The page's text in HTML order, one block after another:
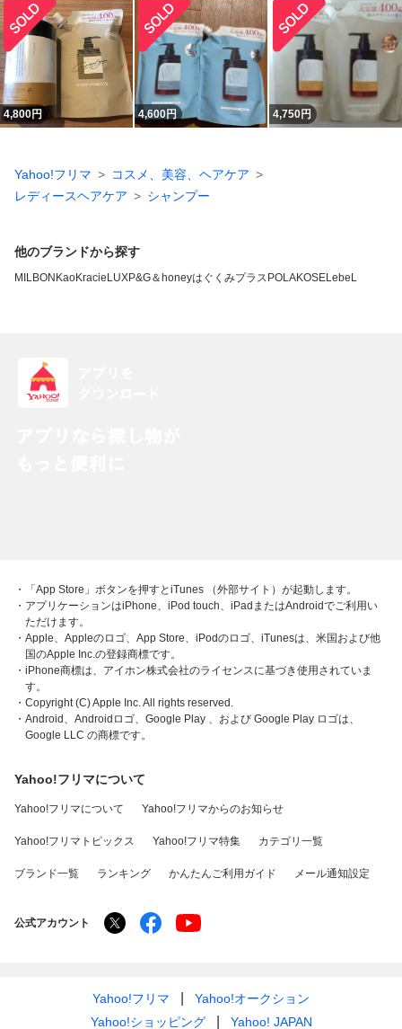
4,800円 4,600円 4,750円
Yahoo!フリマ
コスメ、美容、ヘアケア
レディースヘアケア
シャンプー
他のブランドから探す
MILBON KaoKracie LUXP&G＆honeyはぐくみプラス POLAKOSELebeL
・「App Store」ボタンを押すとiTunes （外部サイト）が起動します。
・アプリケーションはiPhone、iPod touch、iPadまたはAndroidでご利用い
ただけます。
・Apple、Appleのロゴ、App Store、iPodのロゴ、iTunesは、米国および他
国のApple Inc.の登録商標です。
・iPhone商標は、アイホン株式会社のライセンスに基づき使用されていま
す。
・Copyright (C) Apple Inc. All rights reserved.
・Android、Androidロゴ、Google Play 、および Google Play ロゴは、
Google LLC の商標です。
Yahoo!フリマについて
Yahoo!フリマについて Yahoo!フリマからのお知らせ
Yahoo!フリマトピックス Yahoo!フリマ特集 カテゴリ一覧
ブランド一覧 ランキング かんたんご利用ガイド メール通知設定
公式アカウント
Yahoo!フリマ
Yahoo!オークション
Yahoo!ショッピング
Yahoo! JAPAN